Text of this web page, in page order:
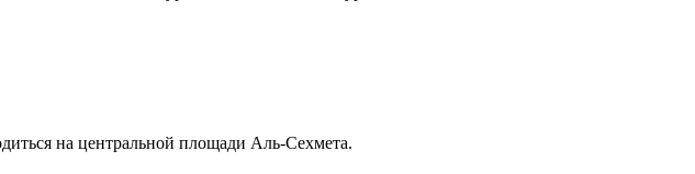
на центральной площади Аль-Сехмета.